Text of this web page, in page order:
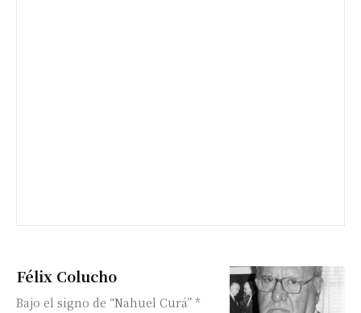
Félix Colucho
Bajo el signo de “Nahuel Curá” *